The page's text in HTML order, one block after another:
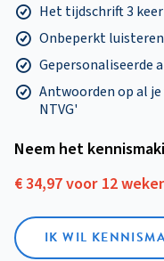
Het tijdschrift 3 keer
Onbeperkt
Gepersonaliseerde
Antwoorden op al
NTVG'
Neem het
€ 34,97 voor 12
IK WIL